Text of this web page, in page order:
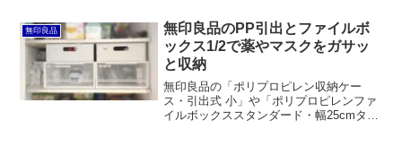
です。
無印良品
無印良品のPP引出とファイルボ
ックス1/2で薬やマスクをガサッ
と収納
無印良品の「ポリプロピレン収納ケー
ス・引出式 小」や「ポリプロピレンファ
イルボックススタンダード・幅25cmタイ